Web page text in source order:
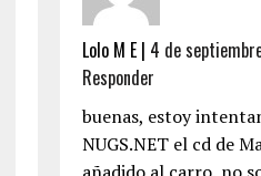
Lolo M E| 4 de
Responder
buenas, estoy
NUGS.NET el cd de